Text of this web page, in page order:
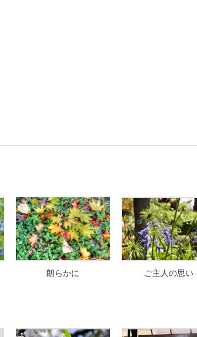
朗らかに ご主人の思い